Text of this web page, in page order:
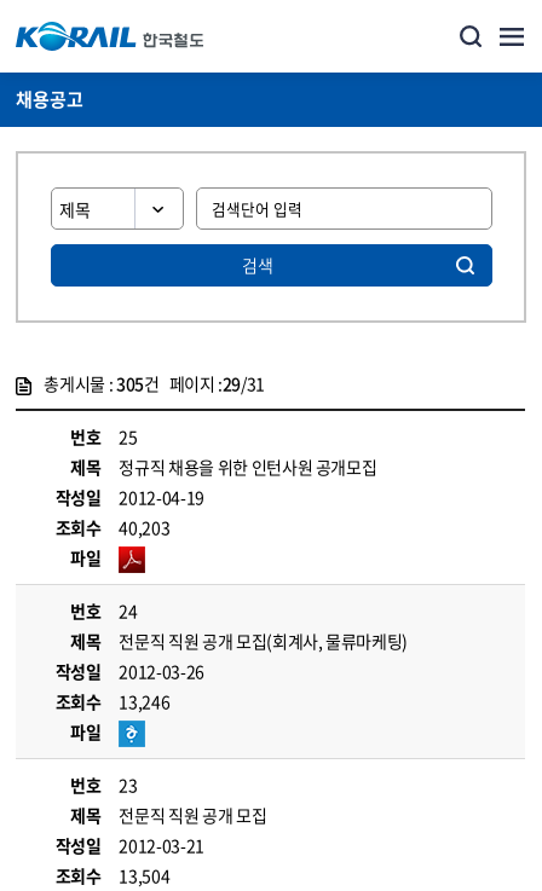
채용공고
검색
총게시물 :305건 페이지 :29/31
번호
25
제목
정규직 채용을 위한 인턴사원 공개모집
작성일
2012-04-19
조회수
40,203
파일
번호
24
제목
전문직 직원 공개 모집(회계사, 물류마케팅)
작성일
2012-03-26
조회수
13,246
파일
번호
23
제목
전문직 직원 공개 모집
작성일
2012-03-21
조회수
13,504